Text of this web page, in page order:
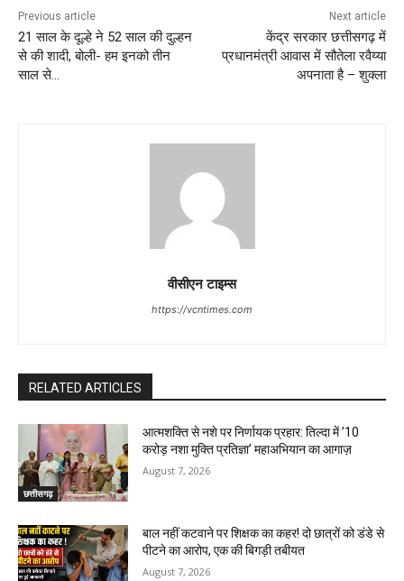
Previous article
21 साल के दूल्हे ने 52 साल की दुल्हन
से की शादी, बोली- हम इनको तीन
साल से…
Next article
केंद्र सरकार छत्तीसगढ़ में
प्रधानमंत्री आवास में सौतेला रवैय्या
अपनाता है – शुक्ला
वीसीएन टाइम्स
https://vcntimes.com
RELATED ARTICLES
छत्तीसगढ़
आत्मशक्ति से नशे पर निर्णायक प्रहार: तिल्दा में ’10
करोड़ नशा मुक्ति प्रतिज्ञा’ महाअभियान का आगाज़
August 7, 2026
बाल नहीं कटवाने पर शिक्षक का कहर! दो छात्रों को डंडे से
पीटने का आरोप, एक की बिगड़ी तबीयत
August 7, 2026